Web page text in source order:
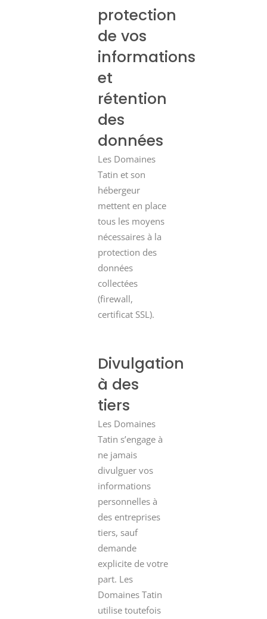
protection
de vos
informations
et
rétention
des
données
Les Domaines
Tatin et son
hébergeur
mettent en place
tous les moyens
nécessaires à la
protection des
données
collectées
(firewall,
certificat SSL).
Divulgation
à des
tiers
Les Domaines
Tatin s’engage à
ne jamais
divulguer vos
informations
personnelles à
des entreprises
tiers, sauf
demande
explicite de votre
part. Les
Domaines Tatin
utilise toutefois